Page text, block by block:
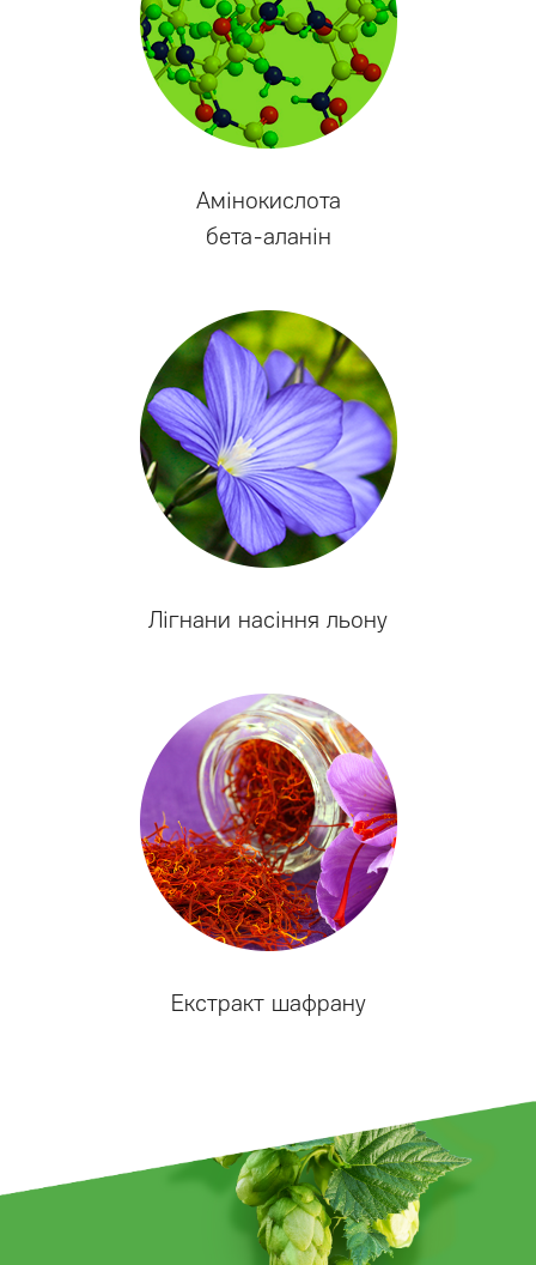
Амінокислота
бета-аланін
Лігнани насіння льону
Екстракт шафрану